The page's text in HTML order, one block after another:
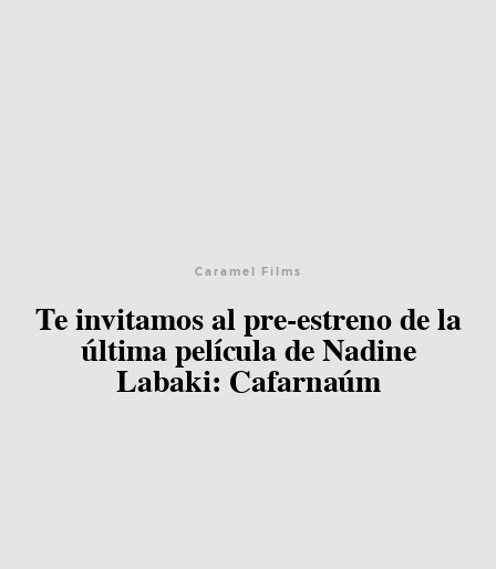
Caramel Films
Te invitamos al pre-estreno de la
última película de Nadine
Labaki: Cafarnaúm